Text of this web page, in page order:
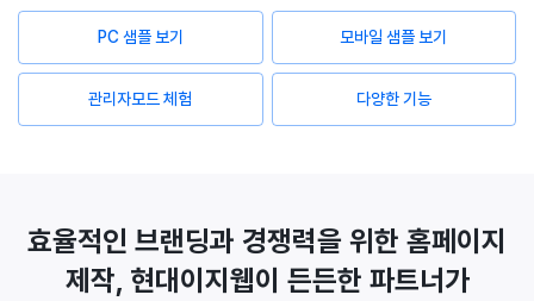
PC 샘플 보기 모바일 샘플 보기
관리자모드 체험 다양한 기능
효율적인 브랜딩과 경쟁력을 위한 홈페이지
제작, 현대이지웹이 든든한 파트너가